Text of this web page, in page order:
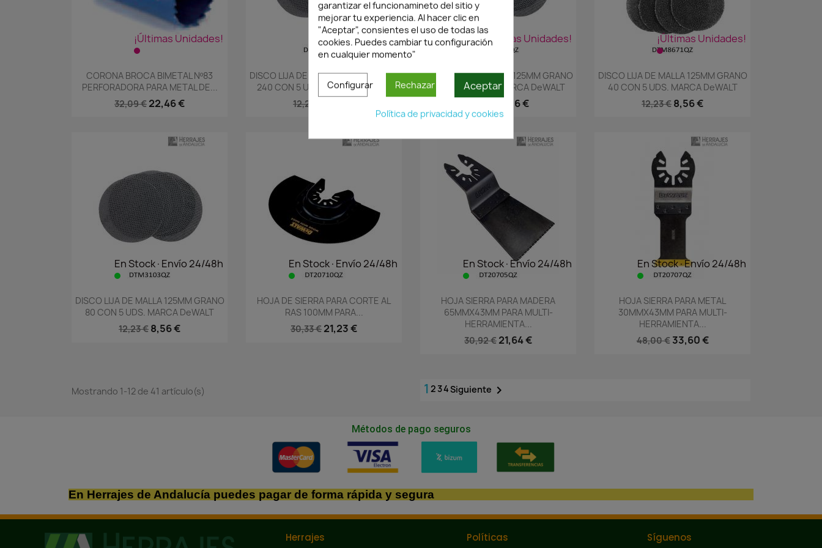
¡Últimas Unidades!
Vista rápida
CORONA BROCA BIMETAL Nº83
PERFORADORA PARA METAL DE...
32,09 € 22,46 €
¡Últimas Unidades!
Vista rápida
DISCO LIJA DE MALLA 125MM GRANO
240 CON 5 UDS. MARCA DeWALT
12,23 €
¡Últimas Unidades!
Vista rápida
DISCO LIJA DE MALLA 125MM GRANO
320 CON 5 UDS. MARCA DeWALT
8,56 €
¡Últimas Unidades!
Vista rápida
DISCO LIJA DE MALLA 125MM GRANO
40 CON 5 UDS. MARCA DeWALT
12,23 € 8,56 €
En Stock·Envío 24/48h
Vista rápida
DISCO LIJA DE MALLA 125MM GRANO
80 CON 5 UDS. MARCA DeWALT
12,23 € 8,56 €
En Stock·Envío 24/48h
Vista rápida
HOJA DE SIERRA PARA CORTE AL
RAS 100MM PARA...
30,33 € 21,23 €
En Stock·Envío 24/48h
Vista rápida
HOJA SIERRA PARA MADERA
65MMX43MM PARA MULTI-
HERRAMIENTA...
30,92 € 21,64 €
En Stock·Envío 24/48h
Vista rápida
HOJA SIERRA PARA METAL
30MMX43MM PARA MULTI-
HERRAMIENTA...
48,00 € 33,60 €
Mostrando 1-12 de 41 artículo(s) 1 2 34Siguiente 
Métodos de pago seguros
En Herrajes de Andalucía puedes pagar de forma rápida y segura
Herrajes Políticas Síguenos
garantizar el funcionamineto del sitio y
mejorar tu experiencia. Al hacer clic en
"Aceptar", consientes el uso de todas las
cookies. Puedes cambiar tu configuración
en cualquier momento"
Configurar Rechazar Aceptar
Política de privacidad y cookies